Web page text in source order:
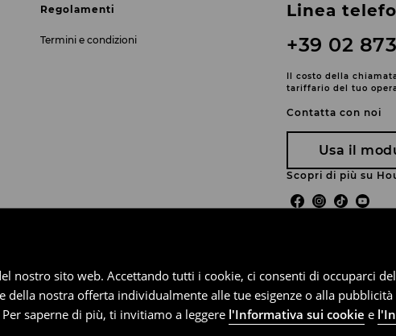
sito web. Accettando tutti i cookie, ci consenti di occuparci
nostra offerta individualmente alle tue esigenze o alla pubblicità
saperne di più, ti invitiamo a leggere l'Informativa sui cookie e
Regolamenti
Termini e condizioni
Linea
+39 02
Il costo della
tariffario del tuo
Contatta con noi
Usa il
Scopri di più su